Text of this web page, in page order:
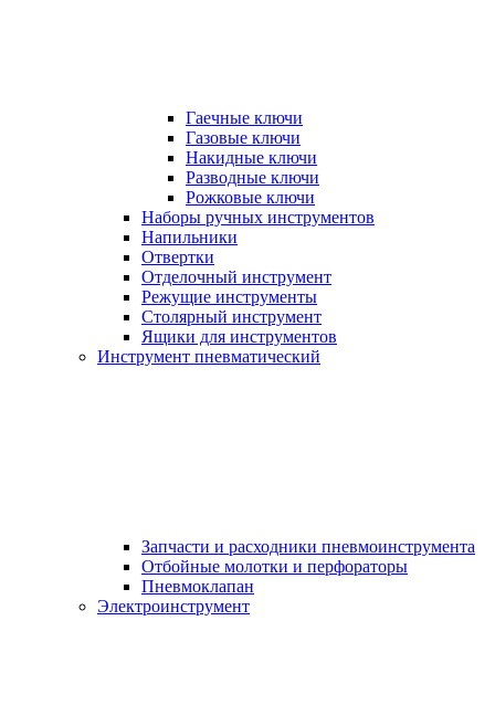
Гаечные ключи
Газовые ключи
Накидные ключи
Разводные ключи
Рожковые ключи
Наборы ручных инструментов
Напильники
Отвертки
Отделочный инструмент
Режущие инструменты
Столярный инструмент
Ящики для инструментов
Инструмент пневматический
Запчасти и расходники пневмоинструмента
Отбойные молотки и перфораторы
Пневмоклапан
Электроинструмент